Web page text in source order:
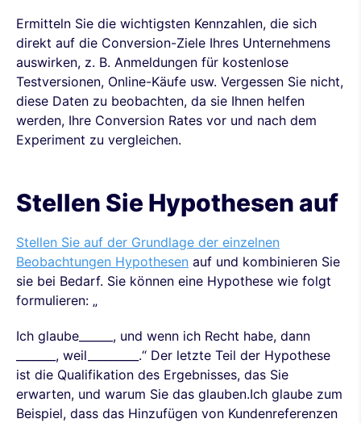
Ermitteln Sie die wichtigsten Kennzahlen, die sich
direkt auf die Conversion-Ziele Ihres Unternehmens
auswirken, z. B. Anmeldungen für kostenlose
Testversionen, Online-Käufe usw. Vergessen Sie nicht,
diese Daten zu beobachten, da sie Ihnen helfen
werden, Ihre Conversion Rates vor und nach dem
Experiment zu vergleichen.
Stellen Sie Hypothesen auf
Stellen Sie auf der Grundlage der einzelnen
Beobachtungen Hypothesen auf und kombinieren Sie
sie bei Bedarf. Sie können eine Hypothese wie folgt
formulieren: „
Ich glaube______, und wenn ich Recht habe, dann
_______, weil_________.“ Der letzte Teil der Hypothese
ist die Qualifikation des Ergebnisses, das Sie
erwarten, und warum Sie das glauben.Ich glaube zum
Beispiel, dass das Hinzufügen von Kundenreferenzen